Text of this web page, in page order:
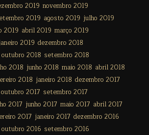
2019 novembro 2019
2019 agosto 2019 julho 2019
2019 abril 2019 março 2019
2019 dezembro 2018
outubro 2018 setembro 2018
2018 junho 2018 maio 2018 abril 2018
2018 janeiro 2018 dezembro 2017
outubro 2017 setembro 2017
2017 junho 2017 maio 2017 abril 2017
2017 janeiro 2017 dezembro 2016
outubro 2016 setembro 2016